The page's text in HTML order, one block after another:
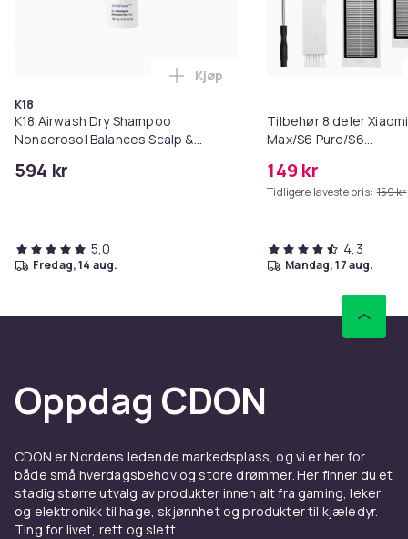
K18
K18 Airwash Dry Shampoo
Nonaerosol Balances Scalp &
594 kr
Legg K18 Airwash Dry
Kjøp
5,0
fredag, 14 aug.
Tilbehør 8 deler
Max/S6 Pure/S6
149 kr
Tidligere laveste pris: 159 kr
4,3
mandag, 17 aug.
Oppdag CDON
CDON er Nordens ledende markedsplass, og vi er her for
både små hverdagsbehov og store drømmer. Her finner du et
stadig større utvalg av produkter innen alt fra gaming, leker
og elektronikk til hage, skjønnhet og produkter til kjæledyr.
Ting for livet, rett og slett.